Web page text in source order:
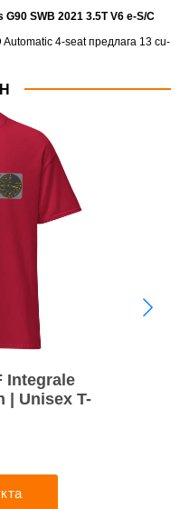
SWB 2021 3.5T V6 e-S/C
4-seat предлага 13 cu-